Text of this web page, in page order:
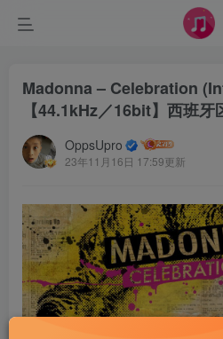
Madonna – Celebration
【44.1kHz／16bit】西班牙
OppsUpro
23年11月16日 17:59更新